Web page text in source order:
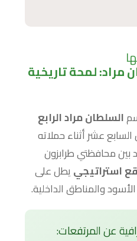
مراد: لمحة تاريخية
السلطان مراد الرابع
عشر أثناء حملاته
بين محافظتي طرابزون
استراتيجييطل على
والمناطق الداخلية.
عن المرتفعات: